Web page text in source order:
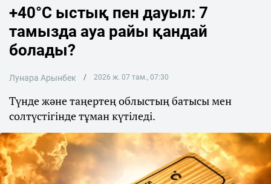
+40°C ыстық пен дауыл: 7
тамызда ауа райы қандай
болады?
Лунара Арынбек 2026 ж. 07 там., 07:30
Түнде және таңертең облыстың батысы мен
солтүстігінде тұман күтіледі.